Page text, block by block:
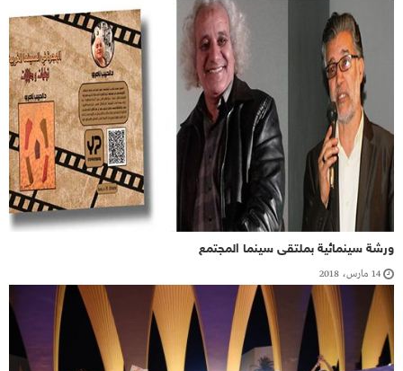
ورشة سينمائية بملتقى سينما المجتمع
14 مارس، 2018